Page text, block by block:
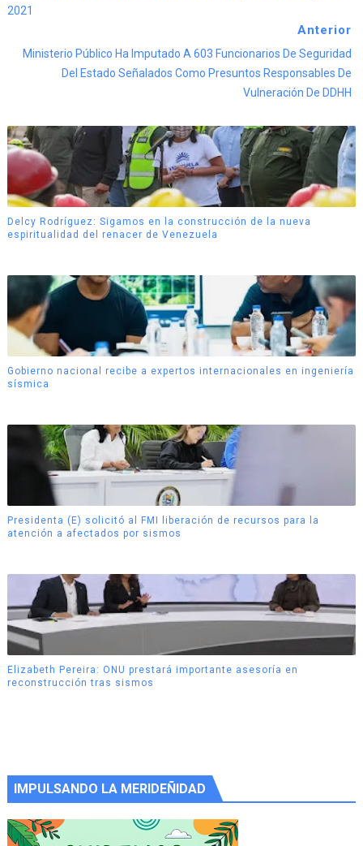
2021
Anterior
Ministerio Público Ha Imputado A 603 Funcionarios De Seguridad
Del Estado Señalados Como Presuntos Responsables De
Vulneración De DDHH
Delcy Rodríguez: Sigamos en la construcción de la nueva
espiritualidad del renacer de Venezuela
Gobierno nacional recibe a expertos internacionales en ingeniería
sísmica
Presidenta (E) solicitó al FMI liberación de recursos para la
atención a afectados por sismos
Elizabeth Pereira: ONU prestará importante asesoría en
reconstrucción tras sismos
IMPULSANDO LA MERIDEÑIDAD